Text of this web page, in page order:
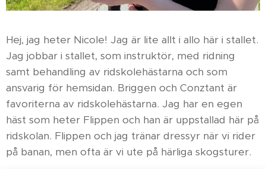
Hej, jag heter Nicole! Jag är lite allt i allo här i stallet.
Jag jobbar i stallet, som instruktör, med ridning
samt behandling av ridskolehästarna och som
ansvarig för hemsidan. Briggen och Conztant är
favoriterna av ridskolehästarna. Jag har en egen
häst som heter Flippen och han är uppstallad här på
ridskolan. Flippen och jag tränar dressyr när vi rider
på banan, men ofta är vi ute på härliga skogsturer.